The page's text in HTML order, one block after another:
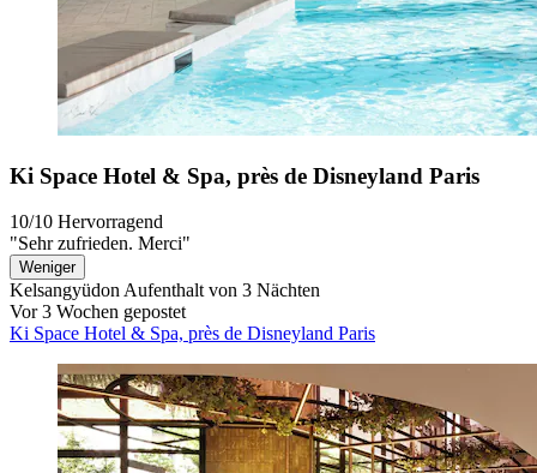
Ki Space Hotel & Spa, près de Disneyland Paris
10/10 Hervorragend
"Sehr zufrieden. Merci"
Weniger
Kelsangyüdon Aufenthalt von 3 Nächten
Vor 3 Wochen gepostet
Ki Space Hotel & Spa, près de Disneyland Paris